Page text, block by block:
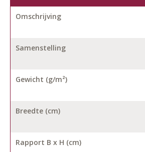
Omschrijving
Samenstelling
Gewicht (g/m²)
Breedte (cm)
Rapport B x H (cm)